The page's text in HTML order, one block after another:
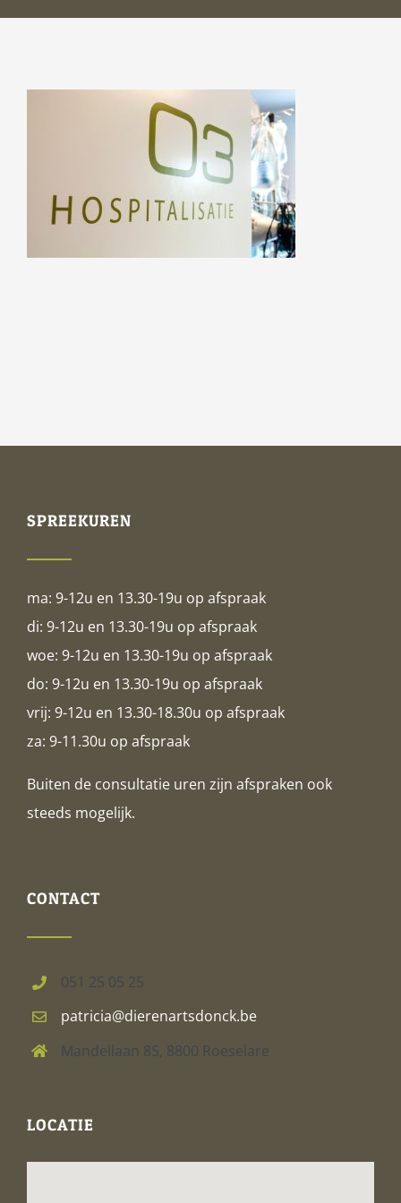
SPREEKUREN
ma: 9-12u en 13.30-19u op afspraak
di: 9-12u en 13.30-19u op afspraak
woe: 9-12u en 13.30-19u op afspraak
do: 9-12u en 13.30-19u op afspraak
vrij: 9-12u en 13.30-18.30u op afspraak
za: 9-11.30u op afspraak
Buiten de consultatie uren zijn afspraken ook
steeds mogelijk.
CONTACT
051 25 05 25
patricia@dierenartsdonck.be
Mandellaan 85, 8800 Roeselare
LOCATIE